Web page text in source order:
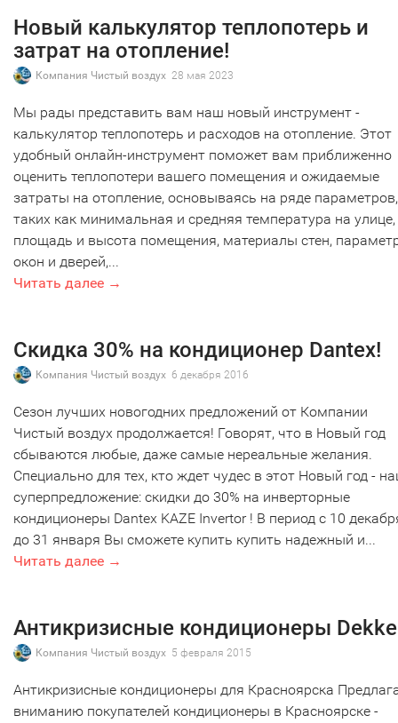
Новый калькулятор теплопотерь и
затрат на отопление!
Компания Чистый воздух 28 мая 2023
Мы рады представить вам наш новый инструмент -
калькулятор теплопотерь и расходов на отопление. Этот
удобный онлайн-инструмент поможет вам приближенно
оценить теплопотери вашего помещения и ожидаемые
затраты на отопление, основываясь на ряде параметров,
таких как минимальная и средняя температура на улице,
площадь и высота помещения, материалы стен,
окон и дверей,...
Читать далее →
Скидка 30% на кондиционер Dantex!
Компания Чистый воздух 6 декабря 2016
Сезон лучших новогодних предложений от Компании
Чистый воздух продолжается! Говорят, что в Новый год
сбываются любые, даже самые нереальные желания.
Специально для тех, кто ждет чудес в этот Новый год -
суперпредложение: скидки до 30% на инверторные
кондиционеры Dantex KAZE Invertor ! В период с 10
до 31 января Вы сможете купить купить надежный и...
Читать далее →
Антикризисные кондиционеры
Компания Чистый воздух 5 февраля 2015
Антикризисные кондиционеры для Красноярска
вниманию покупателей кондиционеры в Красноярске -